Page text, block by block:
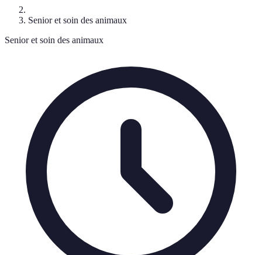
Senior et soin des animaux
Senior et soin des animaux